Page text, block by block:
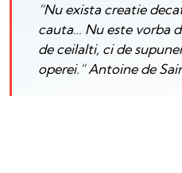
“Nu exista creatie
cauta… Nu este vorba
de ceilalti, ci de
operei.” Antoine de